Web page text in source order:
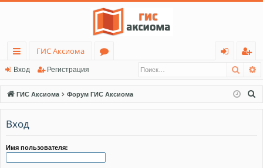
с
ы
лк
и
ГИС Аксиома
ру
м
д
ег
ис
тр
Вход Регистрация
ГИС Аксиома Форум ГИС Аксиома
Вход
Имя пользователя: